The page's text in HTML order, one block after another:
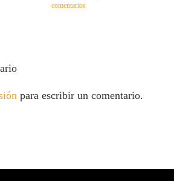
comentarios
para escribir un comentario.